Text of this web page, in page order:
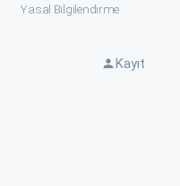
Yasal Bilgilendirme
Kayıt